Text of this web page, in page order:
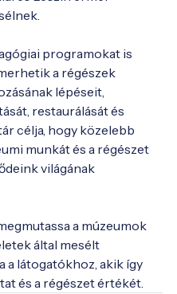
programokat is
a régészek
lépéseit,
restaurálását és
célja, hogy közelebb
munkát és a régészet
világának
a múzeumok
által mesélt
látogatókhoz, akik így